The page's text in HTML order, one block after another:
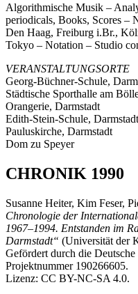
Algorithmische Musik –
periodicals, Books, Scores –
Den Haag, Freiburg i.Br.,
Tokyo – Notation – Studio
VERANSTALTUNGSORTE
Georg-Büchner-Schule,
Städtische Sporthalle am
Orangerie, Darmstadt
Edith-Stein-Schule, Darmstadt
Pauluskirche, Darmstadt
Dom zu Speyer
CHRONIK 1990
Susanne Heiter, Kim Feser,
Chronologie der
1967–1994. Entstanden im
Darmstadt“ (Universität der
Gefördert durch die
Projektnummer 190266605.
Lizenz: CC BY-NC-SA 4.0.